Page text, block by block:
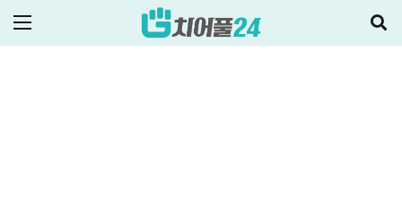
2025-02-26 비상금대출·금융정보